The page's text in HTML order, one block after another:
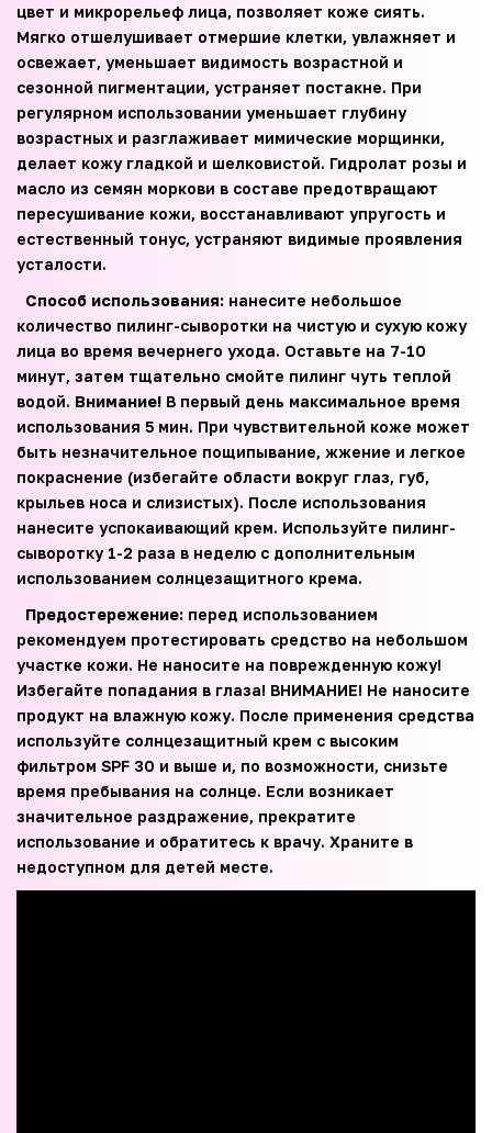
цвет и микрорельеф лица, позволяет коже сиять.
Мягко отшелушивает отмершие клетки, увлажняет и
освежает, уменьшает видимость возрастной и
сезонной пигментации, устраняет постакне. При
регулярном использовании уменьшает глубину
возрастных и разглаживает мимические морщинки,
делает кожу гладкой и шелковистой. Гидролат розы и
масло из семян моркови в составе предотвращают
пересушивание кожи, восстанавливают упругость и
естественный тонус, устраняют видимые проявления
усталости.
Способ использования: нанесите небольшое
количество пилинг-сыворотки на чистую и сухую кожу
лица во время вечернего ухода. Оставьте на 7-10
минут, затем тщательно смойте пилинг чуть теплой
водой. Внимание! В первый день максимальное время
использования 5 мин. При чувствительной коже может
быть незначительное пощипывание, жжение и легкое
покраснение (избегайте области вокруг глаз, губ,
крыльев носа и слизистых). После использования
нанесите успокаивающий крем. Используйте пилинг-
сыворотку 1-2 раза в неделю с дополнительным
использованием солнцезащитного крема.
Предостережение: перед использованием
рекомендуем протестировать средство на небольшом
участке кожи. Не наносите на поврежденную кожу!
Избегайте попадания в глаза! ВНИМАНИЕ! Не наносите
продукт на влажную кожу. После применения средства
используйте солнцезащитный крем с высоким
фильтром SPF 30 и выше и, по возможности, снизьте
время пребывания на солнце. Если возникает
значительное раздражение, прекратите
использование и обратитесь к врачу. Храните в
недоступном для детей месте.